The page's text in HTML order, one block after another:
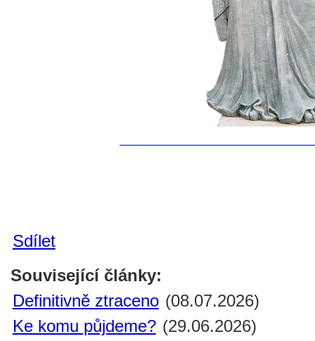
Sdílet
Související články:
Definitivně ztraceno (08.07.2026)
Ke komu půjdeme? (29.06.2026)